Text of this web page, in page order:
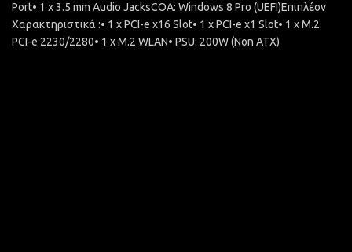
Port• 1 x 3.5 mm Audio JacksCOA: Windows 8 Pro (UEFI)Επιπλέον
Χαρακτηριστικά :• 1 x PCI-e x16 Slot• 1 x PCI-e x1 Slot• 1 x M.2
PCI-e 2230/2280• 1 x M.2 WLAN• PSU: 200W (Non ATX)